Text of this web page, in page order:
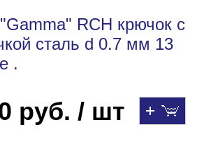
RCH крючок с
сталь d 0.7 мм 13
.
руб. / шт